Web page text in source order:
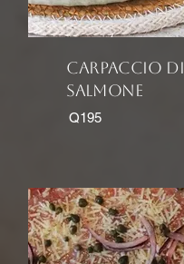
carpaccio di
salmone
Q195